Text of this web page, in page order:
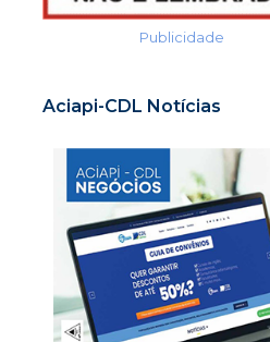
Publicidade
Aciapi-CDL Notícias